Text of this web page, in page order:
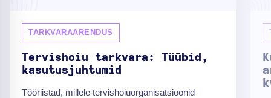
TARKVARAARENDUS
Tervishoiu tarkvara: Tüübid,
kasutusjuhtumid
Tööriistad, millele tervishoiuorganisatsioonid